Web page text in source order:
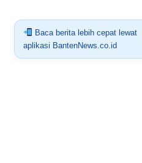
Baca berita lebih cepat lewat
aplikasi BantenNews.co.id